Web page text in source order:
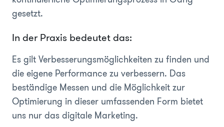
gesetzt.
In der Praxis bedeutet das:
Es gilt Verbesserungsmöglichkeiten zu finden und
die eigene Performance zu verbessern. Das
beständige Messen und die Möglichkeit zur
Optimierung in dieser umfassenden Form bietet
uns nur das digitale Marketing.